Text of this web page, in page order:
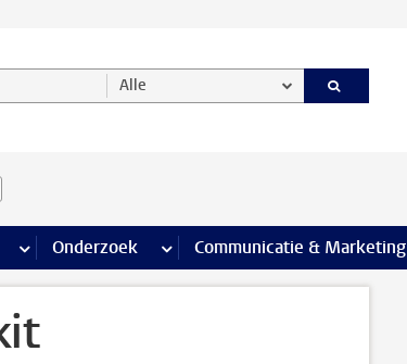
Alle
meer Onderwijs pagina’s
Onderzoek meer Onderzoek pagina’s
Communicatie & Marketing